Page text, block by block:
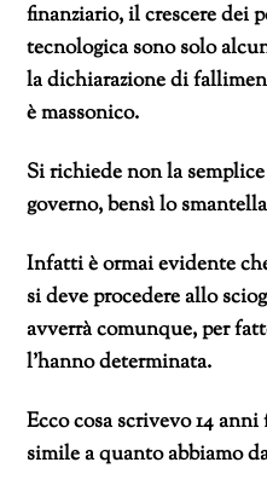
finanziario, il crescere dei
tecnologica sono solo
la dichiarazione di
è massonico.
Si richiede non la
governo, bensì lo
Infatti è ormai evidente
si deve procedere allo
avverrà comunque, per
l’hanno determinata.
Ecco cosa scrivevo 14
simile a quanto abbiamo